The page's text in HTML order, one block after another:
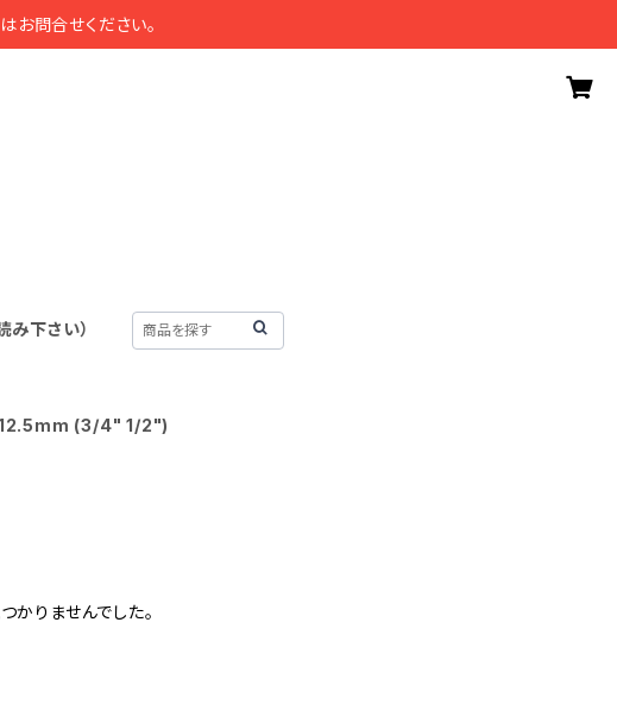
お問合せください。
み下さい）
(3/4" 1/2")
かりませんでした。